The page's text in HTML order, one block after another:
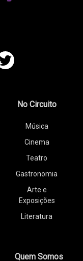
No Circuito
Música
Cinema
Teatro
Gastronomia
Arte e
Exposições
Literatura
Quem Somos